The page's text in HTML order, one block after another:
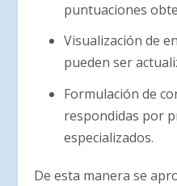
puntuaciones
Visualización de
pueden ser
Formulación de
respondidas por
especializados.
De esta manera se